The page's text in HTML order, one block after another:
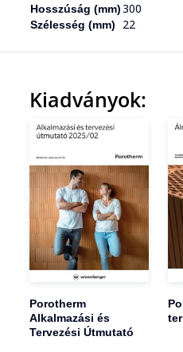
Hosszúság (mm)300
Szélesség (mm) 22
Kiadványok:
Porotherm
Alkalmazási és
Tervezési Útmutató